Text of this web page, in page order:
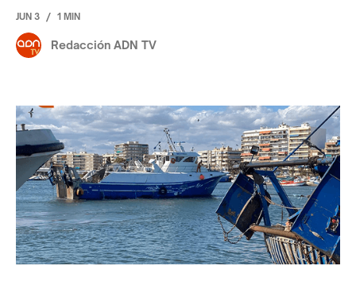
JUN 3 / 1 MIN
Redacción ADN TV